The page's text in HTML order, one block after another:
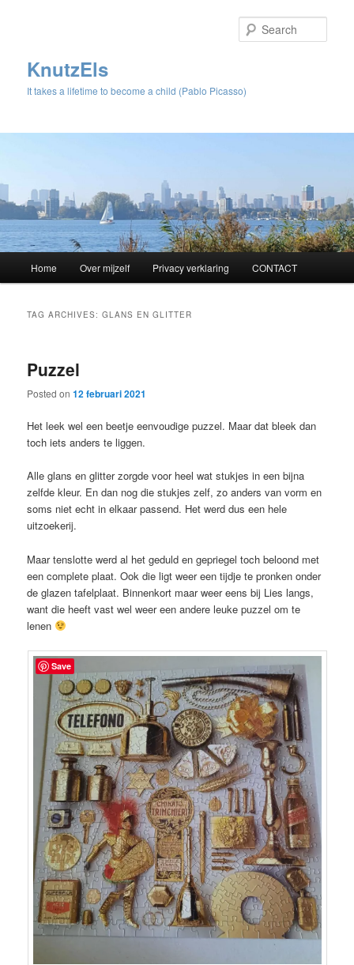
KnutzEls
It takes a lifetime to become a child (Pablo Picasso)
Skip
content
Skip
content
Home Over mijzelf Privacy verklaring CONTACT
TAG ARCHIVES:GLANS EN GLITTER
Puzzel
Posted on12 februari 2021
Het leek wel een beetje eenvoudige puzzel. Maar dat bleek dan
toch iets anders te liggen.
Alle glans en glitter zorgde voor heel wat stukjes in een bijna
zelfde kleur. En dan nog die stukjes zelf, zo anders van vorm en
soms niet echt in elkaar passend. Het werd dus een hele
uitzoekerij.
Maar tenslotte werd al het geduld en gepriegel toch beloond met
een complete plaat. Ook die ligt weer een tijdje te pronken onder
de glazen tafelplaat. Binnenkort maar weer eens bij Lies langs,
want die heeft vast wel weer een andere leuke puzzel om te
lenen
Save